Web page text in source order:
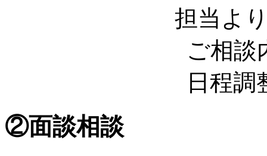
担当よ
ご相談
日程調
②面談相談